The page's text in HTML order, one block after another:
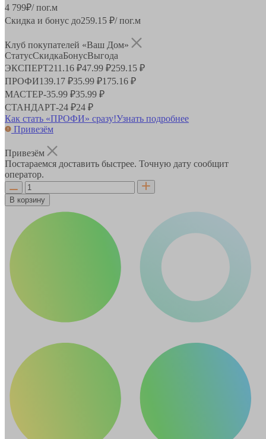
4 799₽/ пог.м
Скидка и бонус до259.15 ₽/ пог.м
Клуб покупателей «Ваш Дом»
СтатусСкидкаБонусВыгода
ЭКСПЕРТ211.16 ₽47.99 ₽259.15 ₽
ПРОФИ139.17 ₽35.99 ₽175.16 ₽
МАСТЕР-35.99 ₽35.99 ₽
СТАНДАРТ-24 ₽24 ₽
Как стать «ПРОФИ» сразу!Узнать подробнее
Привезём
Привезём
Постараемся доставить быстрее. Точную дату сообщит
оператор.
В корзину